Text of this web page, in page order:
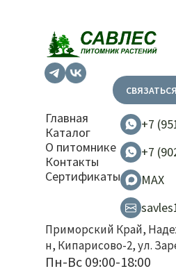
Главная
Каталог
О питомнике
Контакты
Сертификаты
+7
+7
MAX
Приморский Край,
н, Кипарисово-2, ул.
Пн-Вс 09:00-18:00